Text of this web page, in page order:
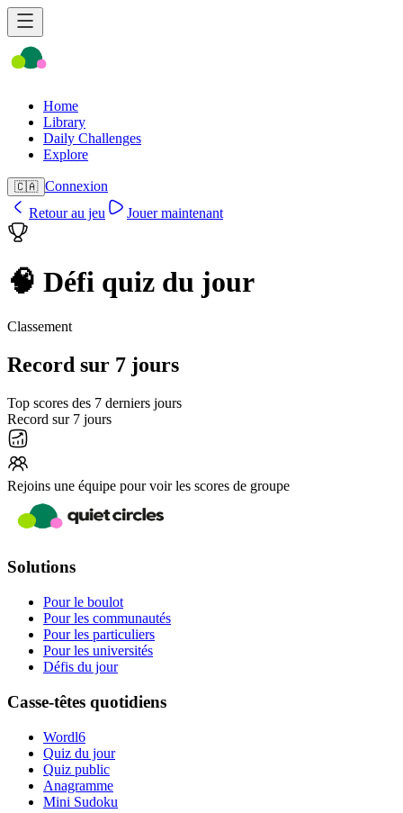
Home
Library
Daily Challenges
Explore
🇨🇦 Connexion
Retour au jeu
Jouer maintenant
🧠 Défi quiz du jour
Classement
Record sur 7 jours
Top scores des 7 derniers jours
Record sur 7 jours
Rejoins une équipe pour voir les scores de groupe
Solutions
Pour le boulot
Pour les communautés
Pour les particuliers
Pour les universités
Défis du jour
Casse-têtes quotidiens
Wordl6
Quiz du jour
Quiz public
Anagramme
Mini Sudoku